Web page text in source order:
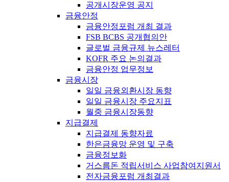
공개시장운영 공지
금융안정
금융안정포럼 개최 결과
FSB BCBS 공개협의안
글로벌 금융규제 뉴스레터
KOFR 주요 논의결과
금융안정 업무정보
금융시장
일일 금융외환시장 동향
일일 금융시장 주요지표
월중 금융시장동향
지급결제
지급결제 동향자료
한은금융망 운영 및 구축
금융정보화
거스름돈 적립서비스 사업참여지원서
전자금융포럼 개최결과